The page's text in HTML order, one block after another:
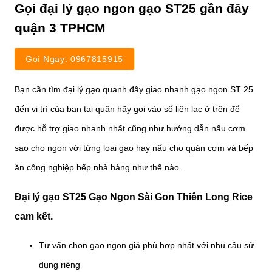
Gọi đại lý gạo ngon gạo ST25 gần đây
quận 3 TPHCM
Gọi Ngay: 0967815915
Bạn cần tìm đại lý gạo quanh đây giao nhanh gạo ngon ST 25
đến vị trí của bạn tại quận hãy gọi vào số liên lạc ở trên để
được hỗ trợ giao nhanh nhất cũng như hướng dẫn nấu cơm
sao cho ngon với từng loại gạo hay nấu cho quán cơm và bếp
ăn công nghiệp bếp nhà hàng như thế nào .
Đại lý gạo ST25 Gạo Ngon Sài Gon Thiên Long Rice
cam kết.
Tư vấn chọn gạo ngon giá phù hợp nhất với nhu cầu sử
dụng riêng